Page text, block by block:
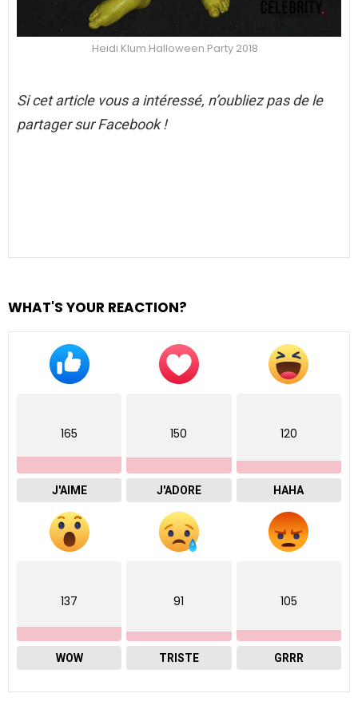
Heidi Klum Halloween Party 2018
Si cet article vous a intéressé, n’oubliez pas de le
partager sur Facebook !
WHAT'S YOUR REACTION?
165
J'AIME
150
J'ADORE
120
HAHA
137
WOW
91
TRISTE
105
GRRR